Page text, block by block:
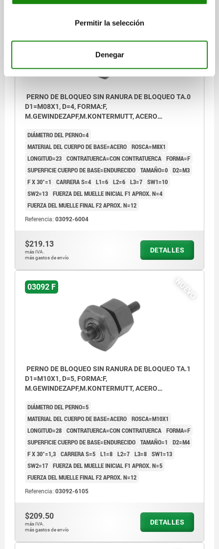
Permitir la selección
Denegar
PERNO DE BLOQUEO SIN RANURA DE BLOQUEO TA.0
D1=M08X1, D=4, FORMA:F,
M.GEWINDEZAPF,M.KONTERMUTT, ACERO
DIÁMETRO DEL PERNO=4
MATERIAL DEL CUERPO DE BASE=ACERO ROSCA=M8X1
LONGITUD=23 CONTRATUERCA=CON CONTRATUERCA FORMA=F
SUPERFICIE CUERPO DE BASE=ENDURECIDO TAMAÑO=0 D2=M3
F X 30°=1
CARRERA S=4 L1=6 L2=6 L3=7 SW1=10
SW2=13 FUERZA DEL MUELLE INICIAL F1 APROX. N=4
FUERZA DEL MUELLE FINAL F2 APROX. N=12
Referencia: 03092-6004
$219.13
más IVA.
más gastos de envío
DETALLES
NUEVO
03092 F
PERNO DE BLOQUEO SIN RANURA DE BLOQUEO TA.1
D1=M10X1, D=5, FORMA:F,
M.GEWINDEZAPF,M.KONTERMUTT, ACERO
DIÁMETRO DEL PERNO=5
MATERIAL DEL CUERPO DE BASE=ACERO ROSCA=M10X1
LONGITUD=28 CONTRATUERCA=CON CONTRATUERCA FORMA=F
SUPERFICIE CUERPO DE BASE=ENDURECIDO TAMAÑO=1
D2=M4
F X 30°=1,3 CARRERA S=5 L1=8 L2=7 L3=8 SW1=13
SW2=17 FUERZA DEL MUELLE INICIAL F1 APROX. N=5
FUERZA DEL MUELLE FINAL F2 APROX. N=12
Referencia: 03092-6105
$209.50
más IVA.
más gastos de envío
DETALLES